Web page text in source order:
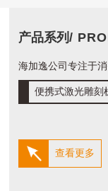
产品系列/
海加逸公司专注于
便携式激光雕刻
查看更多